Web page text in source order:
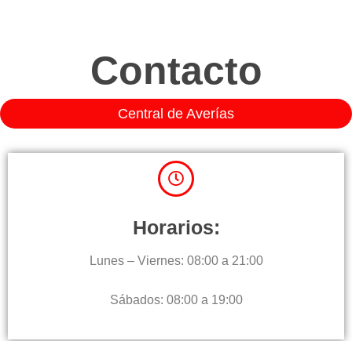
Contacto
Central de Averías
Horarios:
Lunes – Viernes: 08:00 a 21:00
Sábados: 08:00 a 19:00